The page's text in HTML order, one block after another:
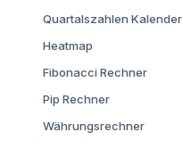
Quartalszahlen Kalender
Heatmap
Fibonacci Rechner
Pip Rechner
Währungsrechner